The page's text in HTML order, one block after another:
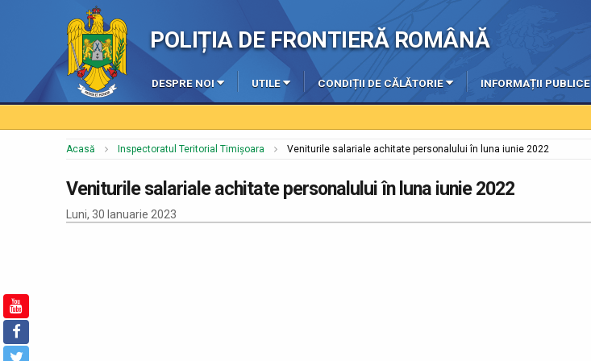
POLIȚIA DE FRONTIERĂ ROMÂNĂ
DESPRE NOI UTILE CONDIȚII DE CĂLĂTORIE INFORMAȚII PUBLICE
Acasă Inspectoratul Teritorial Timișoara Veniturile salariale achitate personalului în luna iunie 2022
Veniturile salariale achitate personalului în luna iunie 2022
Luni, 30 Ianuarie 2023